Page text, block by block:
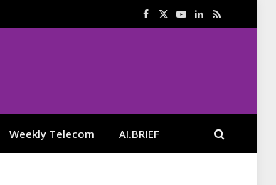
Facebook
X
YouTube
LinkedIn
RSS
Weekly Telecom AI.BRIEF